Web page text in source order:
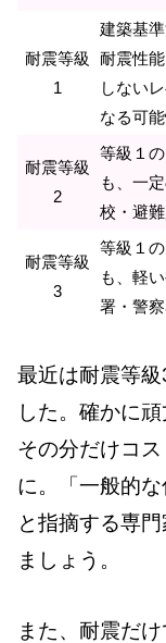
耐震等級
1
建築基
耐震性
しない
なる可能
耐震等級
2
等級１
も、一
校・避
耐震等級
3
等級１
も、軽
署・警察
最近は耐震等
した。確かに
その分だけコ
に。「一般的な
と指摘する専
ましょう。
また、耐震だ